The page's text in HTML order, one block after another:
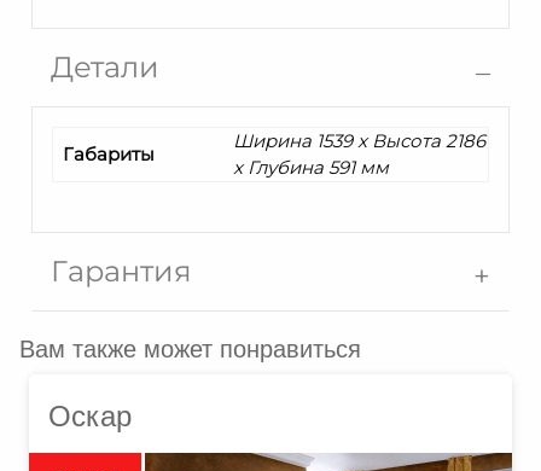
Детали
Габариты
Ширина 1539 x Высота 2186
x Глубина 591 мм
Гарантия
Вам также может понравиться
Оскар